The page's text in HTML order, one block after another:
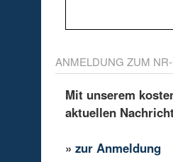
ANMELDUNG ZUM
Mit unserem
aktuellen
»zur Anmeldung